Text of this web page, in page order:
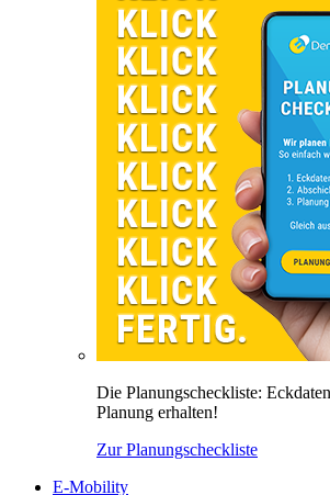
Die Planungscheckliste:
Planung erhalten!
Zur Planungscheckliste
E-Mobility